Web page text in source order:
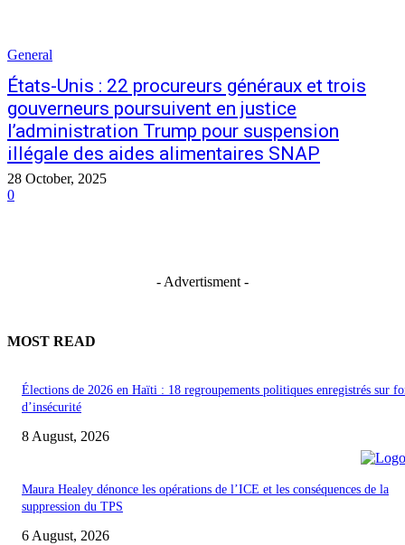
General
États-Unis : 22 procureurs généraux et trois
gouverneurs poursuivent en justice
l’administration Trump pour suspension
illégale des aides alimentaires SNAP
28 October, 2025
0
- Advertisment -
MOST READ
Élections de 2026 en Haïti : 18 regroupements politiques enregistrés sur
d’insécurité
8 August, 2026
Maura Healey dénonce les opérations de l’ICE et les conséquences de la
suppression du TPS
6 August, 2026